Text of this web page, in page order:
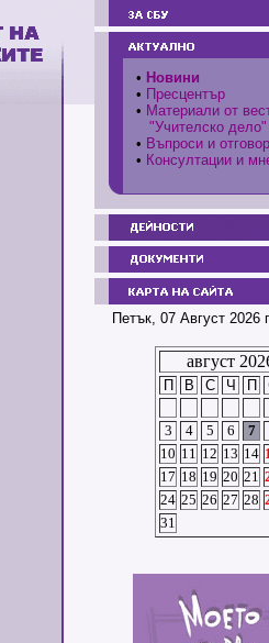
• Новини
• Пресцентър
• Материали от
"Учителско дело"
• Въпроси и
• Консултации и
Петък, 07 Август 2026
август
П В С Ч П
3
4 5 6 7
10 11 12 13 14
17 18 19 20 21
24 25 26 27 28
31